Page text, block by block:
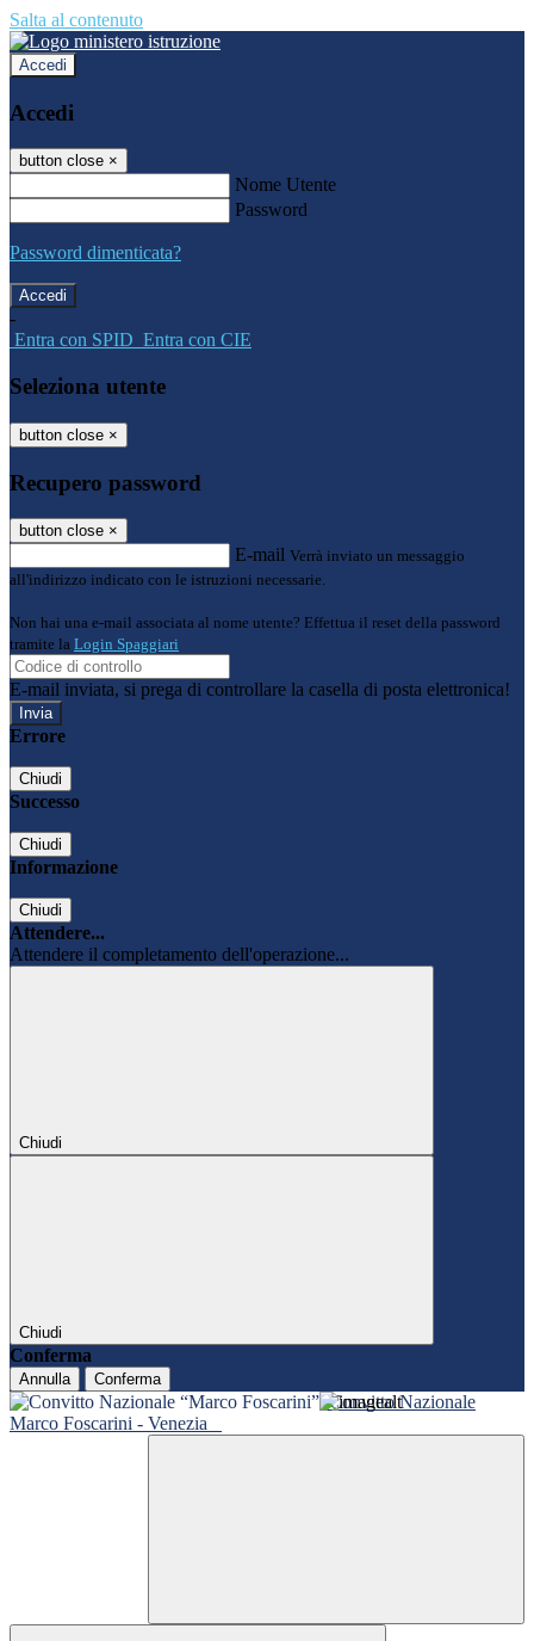
Salta al contenuto
Accedi
Accedi
button close ×
Nome Utente
Password
Password dimenticata?
-
Entra con SPID Entra con CIE
Seleziona utente
button close ×
Recupero password
button close ×
E-mail Verrà inviato un messaggio
all'indirizzo indicato con le istruzioni necessarie.
Non hai una e-mail associata al nome utente? Effettua il reset della password
tramite la Login Spaggiari
E-mail inviata, si prega di controllare la casella di posta elettronica!
Errore
Chiudi
Successo
Chiudi
Informazione
Chiudi
Attendere...
Attendere il completamento dell'operazione...
Chiudi
Chiudi
Conferma
Annulla Conferma
Convitto Nazionale
Marco Foscarini - Venezia